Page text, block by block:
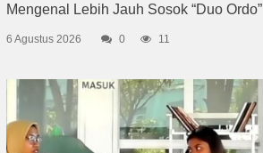
Mengenal Lebih Jauh Sosok “Duo Ordo”
6 Agustus 2026 0 11